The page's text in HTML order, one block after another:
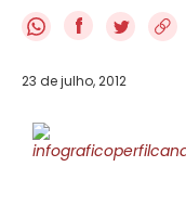
f
23 de julho, 2012